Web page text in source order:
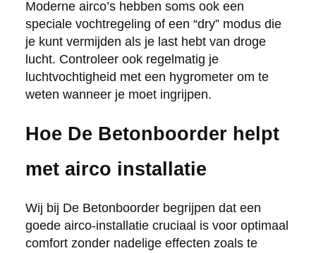
Moderne airco’s hebben soms ook een
speciale vochtregeling of een “dry” modus die
je kunt vermijden als je last hebt van droge
lucht. Controleer ook regelmatig je
luchtvochtigheid met een hygrometer om te
weten wanneer je moet ingrijpen.
Hoe De Betonboorder helpt
met airco installatie
Wij bij De Betonboorder begrijpen dat een
goede airco-installatie cruciaal is voor optimaal
comfort zonder nadelige effecten zoals te